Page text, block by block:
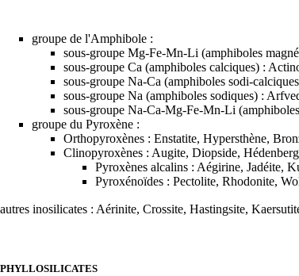
groupe de l'Amphibole :
sous-groupe Mg-Fe-Mn-Li (amphiboles
sous-groupe Ca (amphiboles calciques) :
sous-groupe Na-Ca (amphiboles sodi-
sous-groupe Na (amphiboles sodiques) :
sous-groupe Na-Ca-Mg-Fe-Mn-Li
groupe du Pyroxène :
Orthopyroxènes : Enstatite, Hypersthène,
Clinopyroxènes : Augite, Diopside,
Pyroxènes alcalins : Aégirine, Jadéite,
Pyroxénoïdes : Pectolite, Rhodonite,
autres inosilicates : Aérinite, Crossite, Hastingsite,
PHYLLOSILICATES